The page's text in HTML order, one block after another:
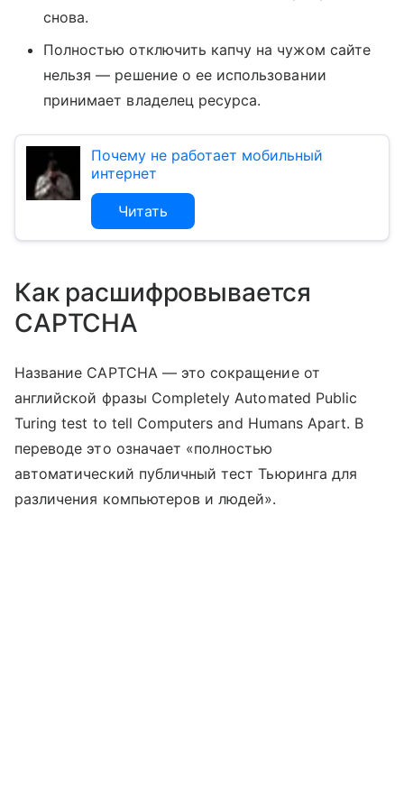
снова.
Полностью отключить капчу на чужом сайте
нельзя — решение о ее использовании
принимает владелец ресурса.
Почему не работает мобильный
интернет
Читать
Как расшифровывается
CAPTCHA
Название CAPTCHA — это сокращение от
английской фразы Completely Automated Public
Turing test to tell Computers and Humans Apart. В
переводе это означает «полностью
автоматический публичный тест Тьюринга для
различения компьютеров и людей».